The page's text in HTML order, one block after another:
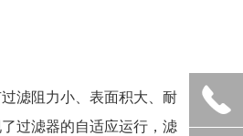

滤阻力小、表面积大、耐
过滤器的自适应运行，滤